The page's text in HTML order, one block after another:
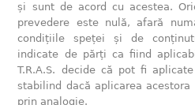
și sunt de acord cu acestea.
prevedere este nulă, afară
condițiile speței și de
indicate de părți ca fiind
T.R.A.S. decide că pot fi
stabilind dacă aplicarea
prin analogie.